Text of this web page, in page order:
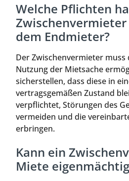
Welche Pflichten
dem Endmieter?
Der Zwischenvermieter
Nutzung der Mietsache
sicherstellen, dass diese in
vertragsgemäßen Zustand
verpflichtet, Störungen des
vermeiden und die
erbringen.
Kann ein
Miete